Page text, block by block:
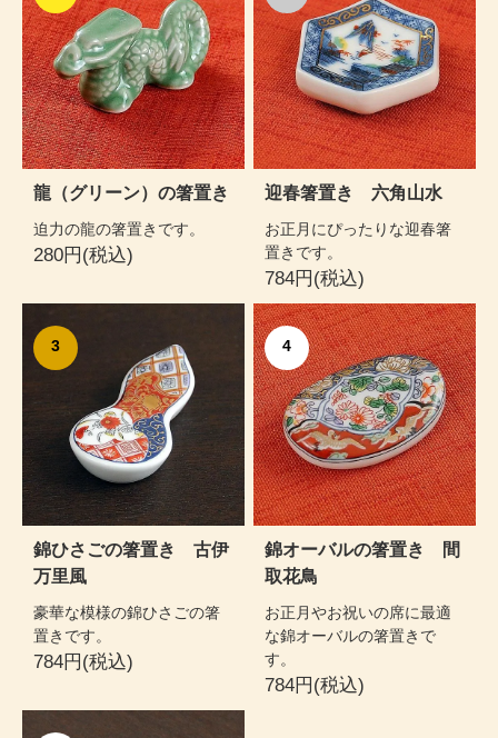
龍（グリーン）の箸置き
迫力の龍の箸置きです。
280円(税込)
迎春箸置き 六角山水
お正月にぴったりな迎春箸
置きです。
784円(税込)
3
錦ひさごの箸置き 古伊
万里風
豪華な模様の錦ひさごの箸
置きです。
784円(税込)
4
錦オーバルの箸置き 間
取花鳥
お正月やお祝いの席に最適
な錦オーバルの箸置きで
す。
784円(税込)